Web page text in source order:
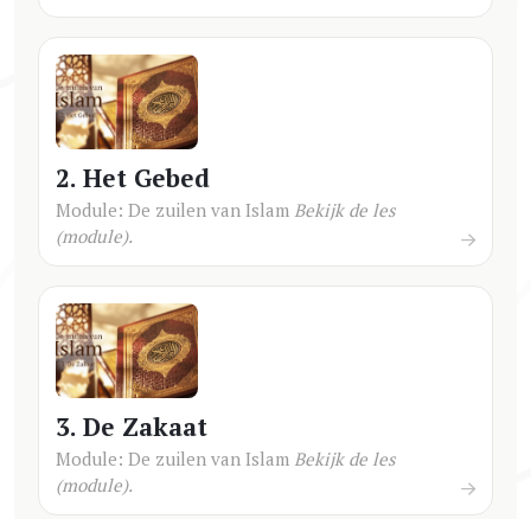
2. Het Gebed
Module: De zuilen van Islam Bekijk de les
(module).
3. De Zakaat
Module: De zuilen van Islam Bekijk de les
(module).